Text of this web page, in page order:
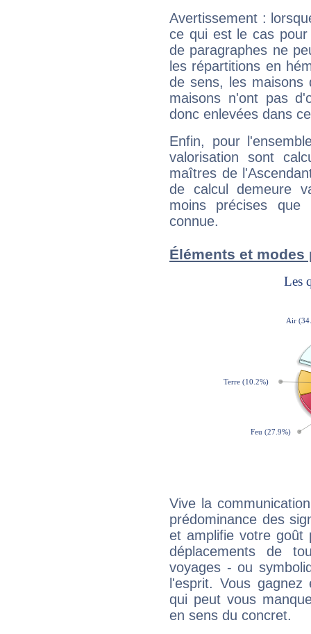
Avertissement :
ce qui est le cas
de paragraphes ne
les répartitions en
de sens, les maisons
maisons n'ont pas
donc enlevées dans
Enfin, pour
valorisation sont
maîtres de
de calcul demeure
moins précises que
connue.
Éléments et
Vive la
prédominance des
et amplifie votre goût
déplacements de
voyages - ou
l'esprit. Vous
qui peut vous
en sens du concret.